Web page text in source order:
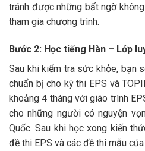
tránh được những bất ngờ
tham gia chương trình.
Bước 2: Học tiếng Hàn – Lớp
Sau khi kiểm tra sức khỏe, bạn
chuẩn bị cho kỳ thi EPS và
khoảng 4 tháng với giáo trình
cho những người có nguyện
Quốc. Sau khi học xong kiến
đề thi EPS và các đề thi mẫu